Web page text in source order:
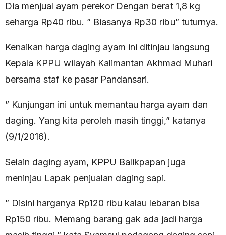
Dia menjual ayam perekor Dengan berat 1,8 kg
seharga Rp40 ribu. ” Biasanya Rp30 ribu” tuturnya.
Kenaikan harga daging ayam ini ditinjau langsung
Kepala KPPU wilayah Kalimantan Akhmad Muhari
bersama staf ke pasar Pandansari.
” Kunjungan ini untuk memantau harga ayam dan
daging. Yang kita peroleh masih tinggi,” katanya
(9/1/2016).
Selain daging ayam, KPPU Balikpapan juga
meninjau Lapak penjualan daging sapi.
” Disini harganya Rp120 ribu kalau lebaran bisa
Rp150 ribu. Memang barang gak ada jadi harga